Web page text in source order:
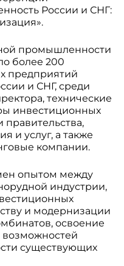
России и СНГ:
промышленности
более 200
предприятий
и СНГ, среди
технические
инвестиционных
правительства,
и услуг, а также
компании.
опытом между
индустрии,
и модернизации
освоение
существующих